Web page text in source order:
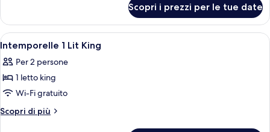
Queen
1
Lit
Queen
Scopri i prezzi per le tue date
Apri
tutte
le
foto
per
Intemporelle
Biancheria da letto di alta qualità,
1
Intemporelle 1 Lit King
Per 2 persone
1 letto king
Wi-Fi gratuito
Scopri di più
Altri